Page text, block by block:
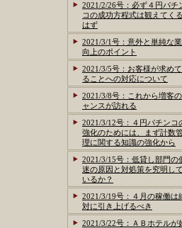
2021/2/26号：必ず４円パチ
コの成功方程式は観えてくる
はず
2021/3/1号：意外と単純な
向上のポイント
2021/3/5号：お客様が求め
ることへの対応について
2021/3/8号：これから増客
ャンスが訪れる
2021/3/12号：４円パチンコ
強化のためには、まず計数
理に関する知識の強化から
2021/3/15号：低貸し部門の
迷の原因と対処策を究明して
いるか？
2021/3/19号：４月の稼働は
対に引き上げるべき
2021/3/22号：ＡＢホテルが